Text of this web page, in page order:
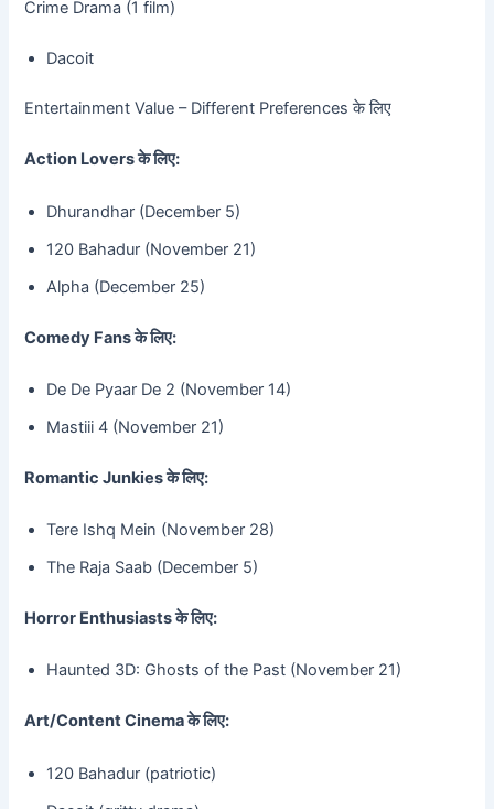
Crime Drama (1 film)
Dacoit
Entertainment Value – Different Preferences के लिए
Action Lovers के लिए:
Dhurandhar (December 5)
120 Bahadur (November 21)
Alpha (December 25)
Comedy Fans के लिए:
De De Pyaar De 2 (November 14)
Mastiii 4 (November 21)
Romantic Junkies के लिए:
Tere Ishq Mein (November 28)
The Raja Saab (December 5)
Horror Enthusiasts के लिए:
Haunted 3D: Ghosts of the Past (November 21)
Art/Content Cinema के लिए:
120 Bahadur (patriotic)